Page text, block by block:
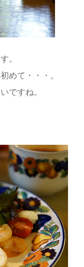
。
めて・・・。
ですね。